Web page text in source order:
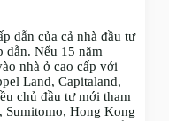
dẫn của cả nhà đầu tư
dẫn. Nếu 15 năm
nhà ở cao cấp với
Land, Capitaland,
chủ đầu tư mới tham
Sumitomo, Hong Kong